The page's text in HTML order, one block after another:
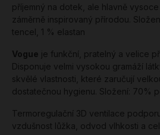
příjemný na dotek, ale hlavně
záměrně inspirovaný přírodou.
tencel, 1 % elastan
Vogue je funkční, pratelný a velice
Disponuje velmi vysokou gramáží
skvělé vlastnosti, které zaručují
dostatečnou hygienu. Složení: 70%
Termoregulační 3D ventilace
vzdušnost lůžka, odvod vlhkosti a